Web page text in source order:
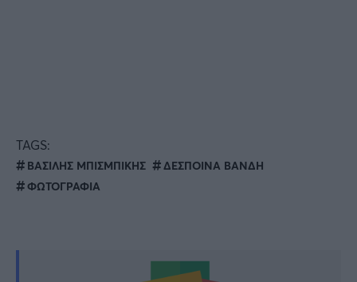
TAGS:
ΒΑΣΙΛΗΣ ΜΠΙΣΜΠΙΚΗΣ
ΔΕΣΠΟΙΝΑ ΒΑΝΔΗ
ΦΩΤΟΓΡΑΦΙΑ